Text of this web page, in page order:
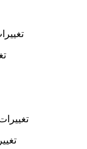
تغییرات قیمتی
تغییرات قیمتی ۲۴